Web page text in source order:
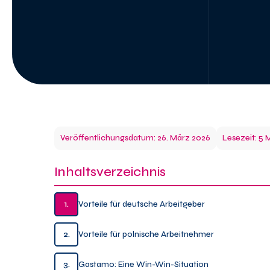
Veröffentlichungsdatum: 26. März 2026 Lesezeit: 5
Inhaltsverzeichnis
1. Vorteile für deutsche Arbeitgeber
2. Vorteile für polnische Arbeitnehmer
3. Gastamo: Eine Win-Win-Situation